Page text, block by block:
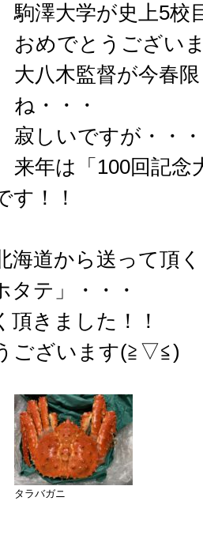
駒澤大学が史上5校
おめでとうござい
大八木監督が今春
ね・・・
寂しいですが・・
来年は「100回記念
す！！
海道から送って頂
タテ」・・・
頂きました！！
ございます(≧▽≦)
タラバガニ